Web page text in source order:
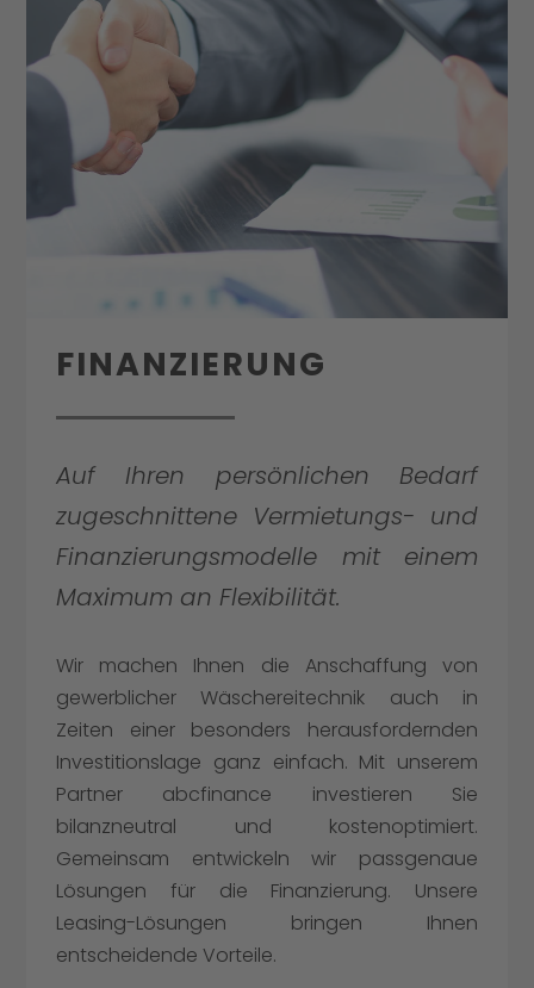
FINANZIERUNG
Auf Ihren persönlichen Bedarf
zugeschnittene Vermietungs- und
Finanzierungsmodelle mit einem
Maximum an Flexibilität.
Wir machen Ihnen die Anschaffung von
gewerblicher Wäschereitechnik auch in
Zeiten einer besonders herausfordernden
Investitionslage ganz einfach. Mit unserem
Partner abcfinance investieren Sie
bilanzneutral und kostenoptimiert.
Gemeinsam entwickeln wir passgenaue
Lösungen für die Finanzierung. Unsere
Leasing-Lösungen bringen Ihnen
entscheidende Vorteile.